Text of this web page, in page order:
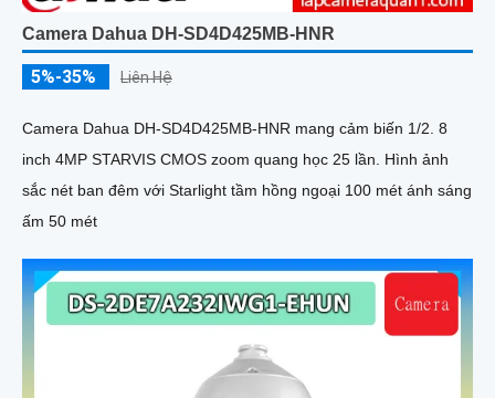
Camera Dahua DH-SD4D425MB-HNR
5%-35% Liên Hệ
Camera Dahua DH-SD4D425MB-HNR mang cảm biến 1/2. 8
inch 4MP STARVIS CMOS zoom quang học 25 lần. Hình ảnh
sắc nét ban đêm với Starlight tầm hồng ngoại 100 mét ánh sáng
ấm 50 mét